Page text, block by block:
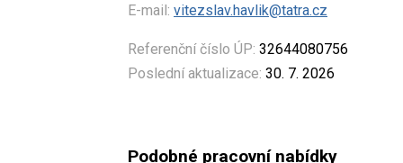
E-mail: vitezslav.havlik@tatra.cz
Referenční číslo ÚP: 32644080756
Poslední aktualizace: 30. 7. 2026
Podobné pracovní nabídky